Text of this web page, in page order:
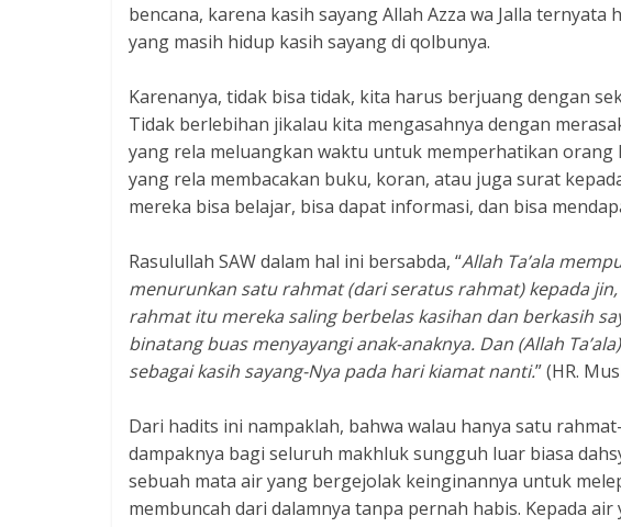
bencana, karena kasih sayang Allah Azza wa Jalla
yang masih hidup kasih sayang di qolbunya.
Karenanya, tidak bisa tidak, kita harus berjuang dengan
Tidak berlebihan jikalau kita mengasahnya dengan
yang rela meluangkan waktu untuk memperhatikan orang
yang rela membacakan buku, koran, atau juga surat
mereka bisa belajar, bisa dapat informasi, dan bisa
Rasulullah SAW dalam hal ini bersabda, “Allah Ta’ala
menurunkan satu rahmat (dari seratus rahmat) kepada
rahmat itu mereka saling berbelas kasihan dan berkasih
binatang buas menyayangi anak-anaknya. Dan (Allah
sebagai kasih sayang-Nya pada hari kiamat nanti.” (HR.
Dari hadits ini nampaklah, bahwa walau hanya satu
dampaknya bagi seluruh makhluk sungguh luar biasa
sebuah mata air yang bergejolak keinginannya untuk
membuncah dari dalamnya tanpa pernah habis. Kepada